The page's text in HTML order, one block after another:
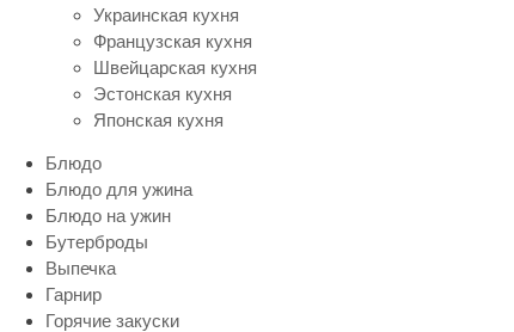
Украинская кухня
Французская кухня
Швейцарская кухня
Эстонская кухня
Японская кухня
Блюдо
Блюдо для ужина
Блюдо на ужин
Бутерброды
Выпечка
Гарнир
Горячие закуски